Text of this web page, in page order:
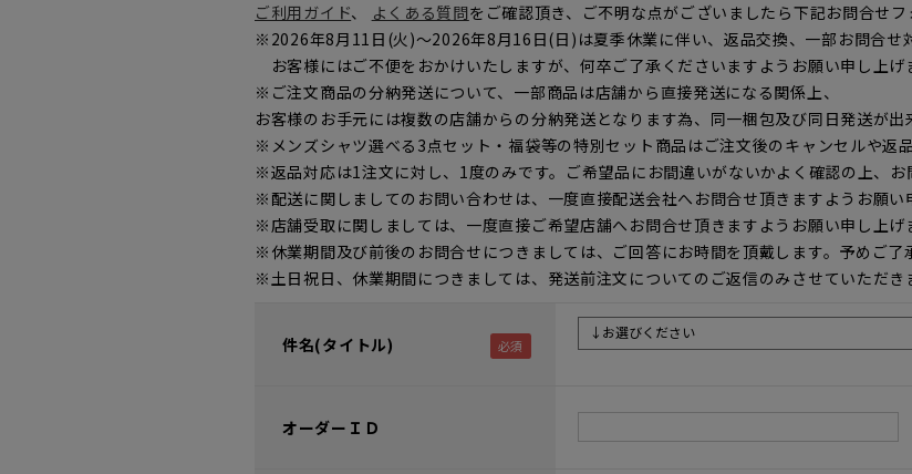
ご利用ガイド、 よくある質問をご確認頂き、ご不明な点がございましたら下記お問合せフ
※2026年8月11日(火)～2026年8月16日(日)は夏季休業に伴い、返品交換、一部お問合せ
お客様にはご不便をおかけいたしますが、何卒ご了承くださいますようお願い申し上げ
※ご注文商品の分納発送について、一部商品は店舗から直接発送になる関係上、
お客様のお手元には複数の店舗からの分納発送となります為、同一梱包及び同日発送が出
※メンズシャツ選べる3点セット・福袋等の特別セット商品はご注文後のキャンセルや返品
※返品対応は1注文に対し、1度のみです。ご希望品にお間違いがないかよく確認の上、お
※配送に関しましてのお問い合わせは、一度直接配送会社へお問合せ頂きますようお願い
※店舗受取に関しましては、一度直接ご希望店舗へお問合せ頂きますようお願い申し上げ
※休業期間及び前後のお問合せにつきましては、ご回答にお時間を頂戴します。予めご了
※土日祝日、休業期間につきましては、発送前注文についてのご返信のみさせていただき
件名(タイトル)
オーダーＩＤ